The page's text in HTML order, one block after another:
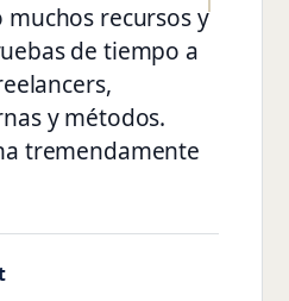
recursos y
de tiempo a
y métodos.
tremendamente